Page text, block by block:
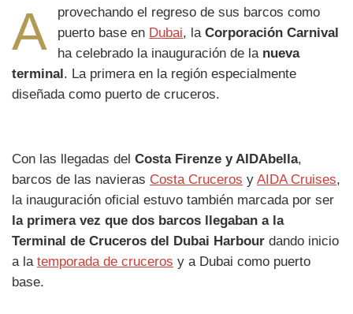
A
provechando el regreso de sus barcos como
puerto base en Dubai, laCorporación Carnival
ha celebrado la inauguración de la nueva
terminal . La primera en la región especialmente
diseñada como puerto de cruceros.
Con las llegadas del Costa Firenze y AIDAbella,
barcos de las navieras Costa Cruceros y AIDA Cruises,
la inauguración oficial estuvo también marcada por ser
la primera vez que dos barcos llegaban a la
Terminal de Cruceros del Dubai Harbour dando inicio
a la temporada de cruceros y a Dubai como puerto
base.